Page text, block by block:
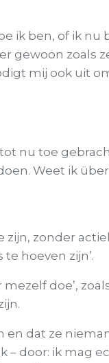
ik ben, of ik nu
gewoon zoals
mij ook uit
nu toe
Weet ik
zijn, zonder
hoeven zijn’.
doe’,
en dat ze
– door: ik mag